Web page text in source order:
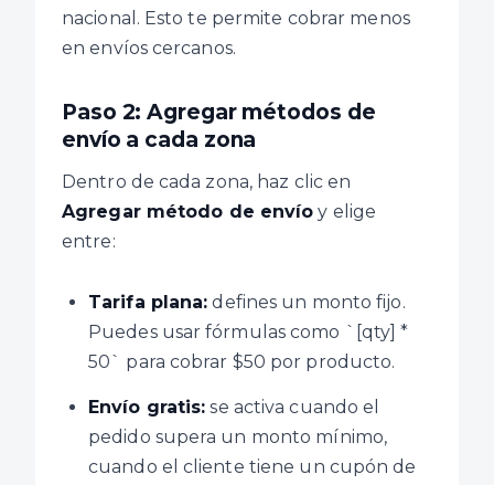
nacional. Esto te permite cobrar menos
en envíos cercanos.
Paso 2: Agregar métodos de
envío a cada zona
Dentro de cada zona, haz clic en
Agregar método de envío y elige
entre:
Tarifa plana: defines un monto fijo.
Puedes usar fórmulas como `[qty] *
50` para cobrar $50 por producto.
Envío gratis: se activa cuando el
pedido supera un monto mínimo,
cuando el cliente tiene un cupón de